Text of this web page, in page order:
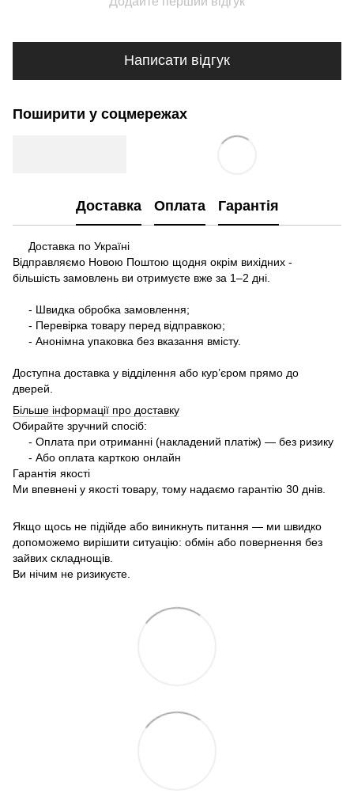
Написати відгук
Поширити у соцмережах
Доставка Оплата Гарантія
Доставка по Україні
Відправляємо Новою Поштою щодня окрім вихідних -
більшість замовлень ви отримуєте вже за 1–2 дні.
- Швидка обробка замовлення;
- Перевірка товару перед відправкою;
- Анонімна упаковка без вказання вмісту.
Доступна доставка у відділення або кур’єром прямо до
дверей.
Більше інформації про доставку
Обирайте зручний спосіб:
- Оплата при отриманні (накладений платіж) — без ризику
- Або оплата карткою онлайн
Гарантія якості
Ми впевнені у якості товару, тому надаємо гарантію 30 днів.
Якщо щось не підійде або виникнуть питання — ми швидко
допоможемо вирішити ситуацію: обмін або повернення без
зайвих складнощів.
Ви нічим не ризикуєте.